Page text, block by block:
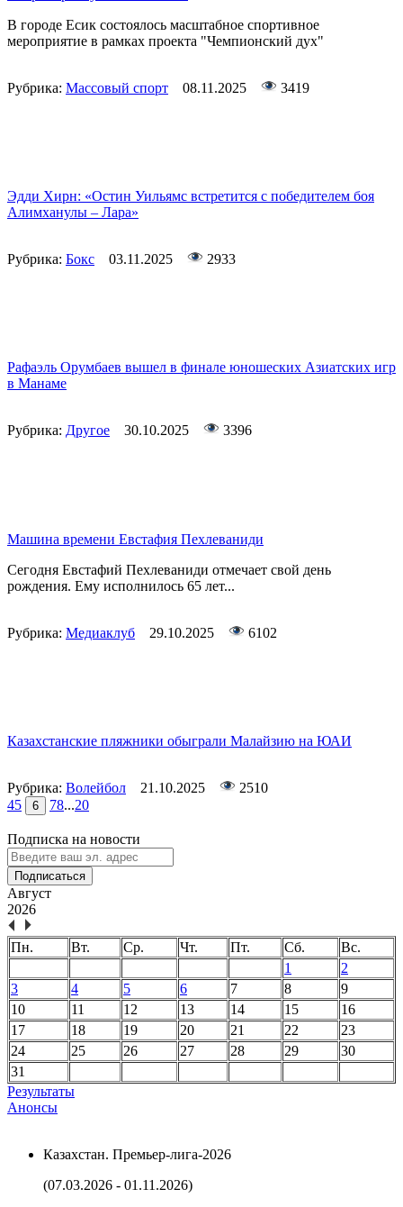
В городе Есик состоялось масштабное спортивное
мероприятие в рамках проекта "Чемпионский дух"
Рубрика: Массовый спорт 08.11.2025 3419
Эдди Хирн: «Остин Уильямс встретится с победителем боя
Алимханулы – Лара»
Рубрика: Бокс 03.11.2025 2933
Рафаэль Орумбаев вышел в финале юношеских Азиатских игр
в Манаме
Рубрика: Другое 30.10.2025 3396
Машина времени Евстафия Пехлеваниди
Сегодня Евстафий Пехлеваниди отмечает свой день
рождения. Ему исполнилось 65 лет...
Рубрика: Медиаклуб 29.10.2025 6102
Казахстанские пляжники обыграли Малайзию на ЮАИ
Рубрика: Волейбол 21.10.2025
2510
45 6 78...20
Подписка на новости
Подписаться
Август
2026
Пн. Вт. Ср. Чт. Пт. Сб.
Вс.
1
2
3
4 5 6 7 8
9
10
11 12 13 14 15
16
17
18 19 20 21 22
23
24
25 26 27 28 29
30
31
Результаты
Анонсы
Казахстан. Премьер-лига-2026
(07.03.2026 - 01.11.2026)